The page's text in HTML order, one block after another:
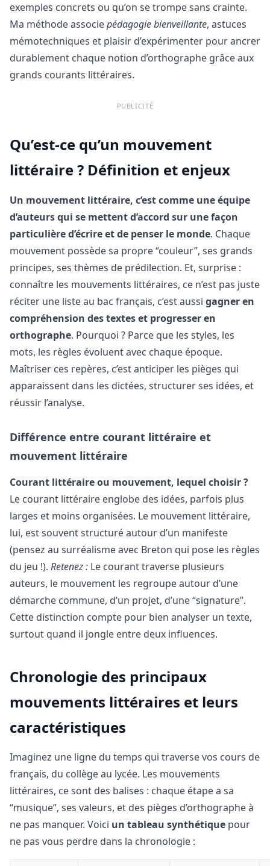
exemples concrets ou qu’on se trompe sans crainte.
Ma méthode associepédagogie bienveillante, astuces
mémotechniques et plaisir d’expérimenter pour ancrer
durablement chaque notion d’orthographe grâce aux
grands courants littéraires.
PUBLICITÉ
Qu’est-ce qu’un mouvement
littéraire ? Définition et enjeux
Un mouvement littéraire, c’est comme une équipe
d’auteurs qui se mettent d’accord sur une façon
particulière d’écrire et de penser le monde. Chaque
mouvement possède sa propre “couleur”, ses grands
principes, ses thèmes de prédilection. Et, surprise :
connaître les mouvements littéraires, ce n’est pas juste
réciter une liste au bac français, c’est aussi gagner en
compréhension des textes et progresser en
orthographe. Pourquoi ? Parce que les styles, les
mots, les règles évoluent avec chaque époque.
Maîtriser ces repères, c’est anticiper les pièges qui
apparaissent dans les dictées, structurer ses idées, et
réussir l’analyse.
Différence entre courant littéraire et
mouvement littéraire
Courant littéraire ou mouvement, lequel choisir ?
Le courant littéraire englobe des idées, parfois plus
larges et moins organisées. Le mouvement littéraire,
lui, est souvent structuré autour d’un manifeste
(pensez au surréalisme avec Breton qui pose les règles
du jeu !). Retenez : Le courant traverse plusieurs
auteurs, le mouvement les regroupe autour d’une
démarche commune, d’un projet, d’une “signature”.
Cette distinction compte pour bien analyser un texte,
surtout quand il jongle entre deux influences.
Chronologie des principaux
mouvements littéraires et leurs
caractéristiques
Imaginez une ligne du temps qui traverse vos cours de
français, du collège au lycée. Les mouvements
littéraires, ce sont des balises : chaque étape a sa
“musique”, ses valeurs, et des pièges d’orthographe à
ne pas manquer. Voici un tableau synthétique pour
ne pas vous perdre dans la chronologie :